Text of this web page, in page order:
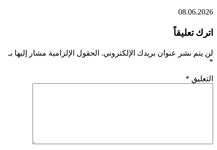
08.06.2026
اترك تعليقاً
لن يتم نشر عنوان بريدك الإلكتروني. الحقول الإلزامية مشار إليها بـ
*
التعليق *